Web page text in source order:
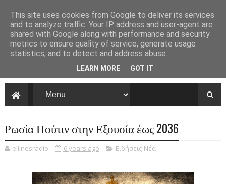
Ρωσία Πούτιν στην Εξουσία έως 2036
ellinesradio 6 years ago Ειδήσεις-Νέα
This site uses cookies from Google to deliver its services
and to analyze traffic. Your IP address and user-agent are
shared with Google along with performance and security
metrics to ensure quality of service, generate usage
statistics, and to detect and address abuse.
LEARN MORE GOT IT